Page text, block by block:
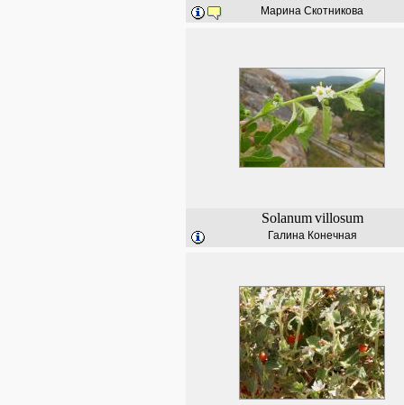
Марина Скотникова
Solanum villosum
Галина Конечная